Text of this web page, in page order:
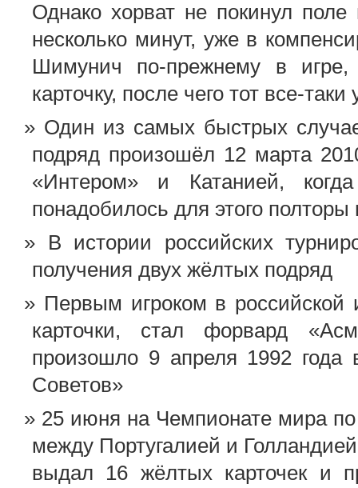
Однако хорват не покинул
несколько минут, уже в
Шимунич по-прежнему в
карточку, после чего тот все-
Один из самых быстрых
подряд произошёл 12 марта
«Интером» и Катанией,
понадобилось для этого
В истории российских
получения двух жёлтых подряд
Первым игроком в
карточки, стал форвард
произошло 9 апреля 1992 года
Советов»
25 июня на Чемпионате мира
между Португалией и
выдал 16 жёлтых карточек и